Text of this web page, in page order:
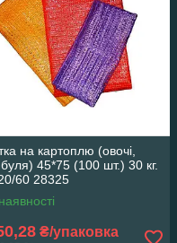
на картоплю (овочі,
45*75 (100 шт.) 30 кг.
60 28325
₴/упаковка